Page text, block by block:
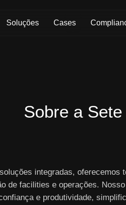
Soluções Cases
Sobre a Sete
integradas, oferecemos
de facilities e operações.
e produtividade,